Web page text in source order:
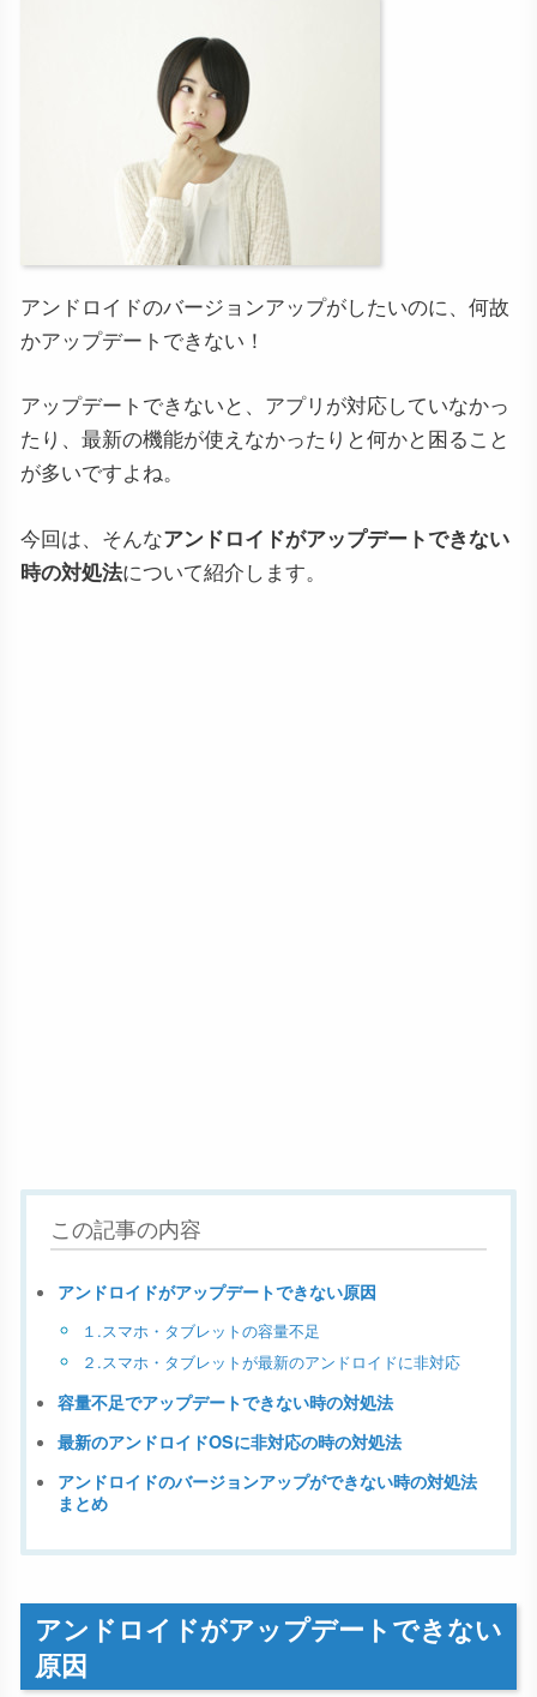
アンドロイドのバージョンアップがしたいのに、何故
かアップデートできない！
アップデートできないと、アプリが対応していなかっ
たり、最新の機能が使えなかったりと何かと困ること
が多いですよね。
今回は、そんなアンドロイドがアップデートできない
時の対処法について紹介します。
この記事の内容
アンドロイドがアップデートできない原因
１.スマホ・タブレットの容量不足
２.スマホ・タブレットが最新のアンドロイドに非対応
容量不足でアップデートできない時の対処法
最新のアンドロイドOSに非対応の時の対処法
アンドロイドのバージョンアップができない時の対処法
まとめ
アンドロイドがアップデートできない
原因